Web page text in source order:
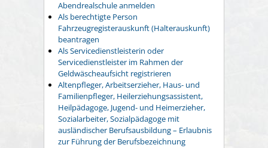
Abendrealschule anmelden
Als berechtigte Person
Fahrzeugregisterauskunft (Halterauskunft)
beantragen
Als Servicedienstleisterin oder
Servicedienstleister im Rahmen der
Geldwäscheaufsicht registrieren
Altenpfleger, Arbeitserzieher, Haus- und
Familienpfleger, Heilerziehungsassistent,
Heilpädagoge, Jugend- und Heimerzieher,
Sozialarbeiter, Sozialpädagoge mit
ausländischer Berufsausbildung – Erlaubnis
zur Führung der Berufsbezeichnung